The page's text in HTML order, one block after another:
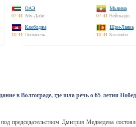
ОАЭ
07:41 Абу-Даби
Мьянма
07:41 Нейпьидо
Камбоджа
10:41 Пномпень
Шри-Ланка
10:41 Коломбо
в Волгограде, где шла речь о 65-летии
председательством Дмитрия Медведева